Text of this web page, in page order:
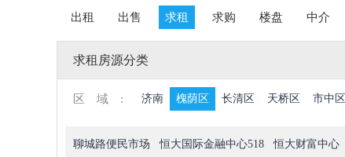
出租 出售 求租 求购 楼盘 中介
求租房源分类
区域: 济南 槐荫区 长清区 天桥区 市中区
聊城路便民市场 恒大国际金融中心518 恒大财富中心